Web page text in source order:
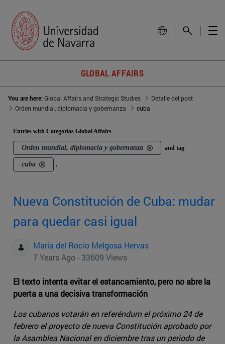
GLOBAL AFFAIRS
You are here:Global Affairs and Strategic Studies
Detalle del post
Orden mundial, diplomacia y gobernanza
cuba
Entries with Categorías Global Affairs
Orden mundial, diplomacia y gobernanza and tag
cuba .
Nueva Constitución de Cuba: mudar
para quedar casi igual
Maria del Rocio Melgosa Hervas
7 Years Ago - 33609 Views
El texto intenta evitar el estancamiento, pero no abre la
puerta a una decisiva transformación
Los cubanos votarán en referéndum el próximo 24 de
febrero el proyecto de nueva Constitución aprobado por
la Asamblea Nacional en diciembre tras un periodo de